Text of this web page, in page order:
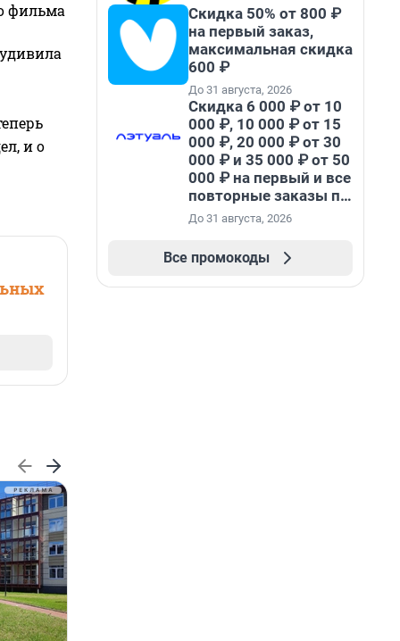
фильма
и о
Скидка 50% от 800 ₽
на первый заказ,
максимальная скидка
600 ₽
До 31 августа, 2026
Скидка 6 000 ₽ от 10
000 ₽, 10 000 ₽ от 15
000 ₽, 20 000 ₽ от 30
000 ₽ и 35 000 ₽ от 50
000 ₽ на первый и все
повторные заказы по
промокоду НАБЕРИ
До 31 августа, 2026
Все промокоды